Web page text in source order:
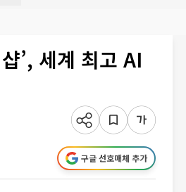
’, 세계 최고 AI
구글 선호매체 추가